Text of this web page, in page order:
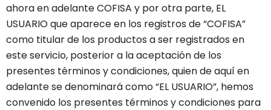
ahora en adelante COFISA y por otra parte, EL
USUARIO que aparece en los registros de “COFISA”
como titular de los productos a ser registrados en
este servicio, posterior a la aceptación de los
presentes términos y condiciones, quien de aquí en
adelante se denominará como “EL USUARIO”, hemos
convenido los presentes términos y condiciones para